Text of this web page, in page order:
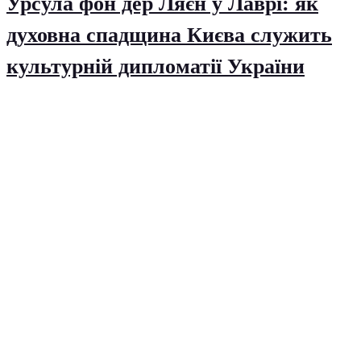
духовна спадщина Києва служить
культурній дипломатії України